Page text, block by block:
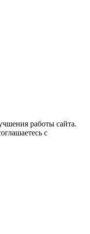
работы сайта.
с